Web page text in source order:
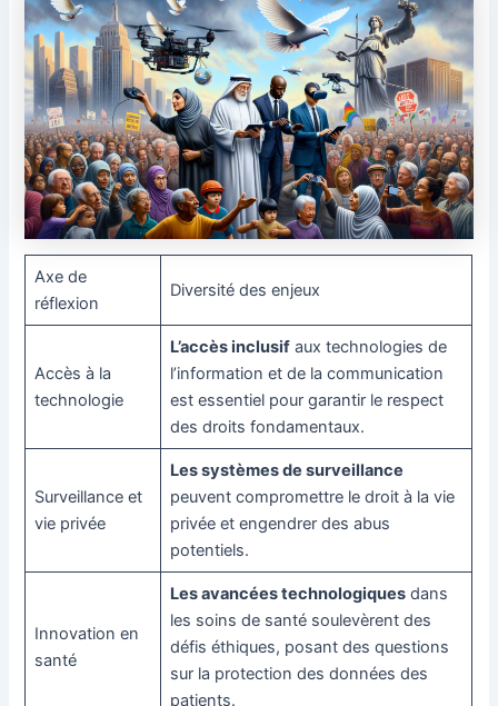
Axe de
réflexion
Diversité des enjeux
Accès à la
technologie
L’accès inclusifaux technologies de
l’information et de la communication
est essentiel pour garantir le respect
des droits fondamentaux.
Surveillance et
vie privée
Les systèmes de surveillance
peuvent compromettre le droit à la vie
privée et engendrer des abus
potentiels.
Innovation en
santé
Les avancées technologiquesdans
les soins de santé soulevèrent des
défis éthiques, posant des questions
sur la protection des données des
patients.